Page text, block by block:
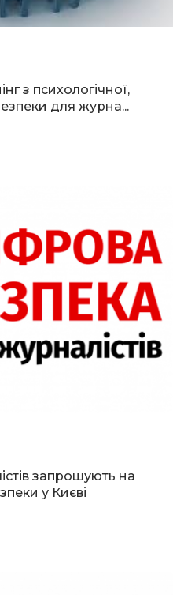
з психологічної,
для журна...
запрошують на
у Києві